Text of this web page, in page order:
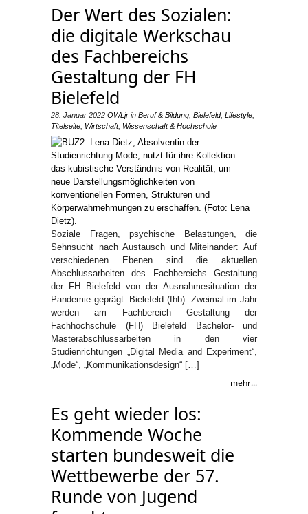
Der Wert des Sozialen:
die digitale Werkschau
des Fachbereichs
Gestaltung der FH
Bielefeld
28. Januar 2022 OWLjr in Beruf & Bildung Bielefeld, Lifestyle
Titelseite Wirtschaft, Wissenschaft & Hochschule
Soziale Fragen, psychische Belastungen, die
Sehnsucht nach Austausch und Miteinander: Auf
verschiedenen Ebenen sind die aktuellen
Abschlussarbeiten des Fachbereichs Gestaltung
der FH Bielefeld von der Ausnahmesituation der
Pandemie geprägt. Bielefeld (fhb). Zweimal im Jahr
werden am Fachbereich Gestaltung der
Fachhochschule (FH) Bielefeld Bachelor- und
Masterabschlussarbeiten in den vier
Studienrichtungen „Digital Media and Experiment“,
„Mode“, „Kommunikationsdesign“ […]
mehr...
Es geht wieder los:
Kommende Woche
starten bundesweit die
Wettbewerbe der 57.
Runde von Jugend